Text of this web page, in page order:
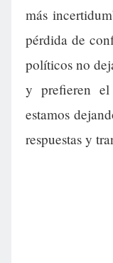
más
pérdida de
políticos no
y prefieren
estamos
respuestas y